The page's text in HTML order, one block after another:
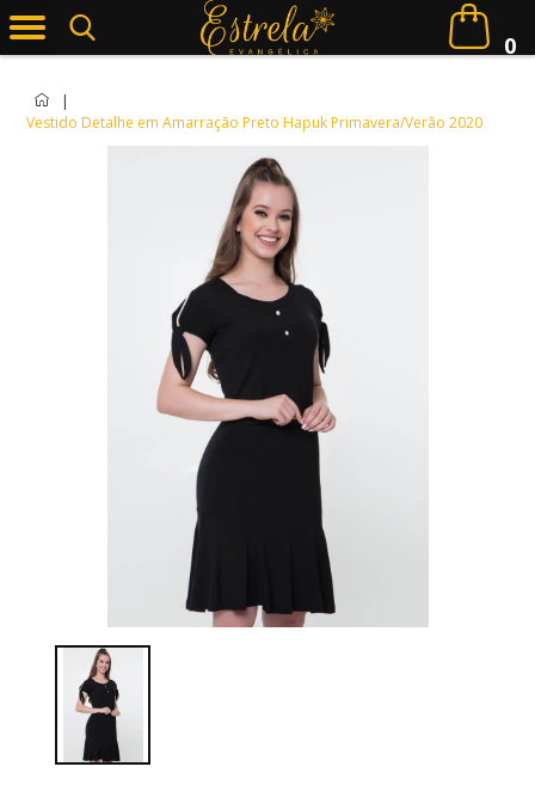
0
|
Vestido Detalhe em Amarração Preto Hapuk Primavera/Verão 2020